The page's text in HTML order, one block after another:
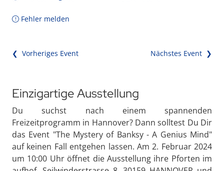
Fehler melden
❮ Vorheriges Event Nächstes Event ❯
Einzigartige Ausstellung
Du suchst nach einem spannenden
Freizeitprogramm in Hannover? Dann solltest Du Dir
das Event "The Mystery of Banksy - A Genius Mind"
auf keinen Fall entgehen lassen. Am 2. Februar 2024
um 10:00 Uhr öffnet die Ausstellung ihre Pforten im